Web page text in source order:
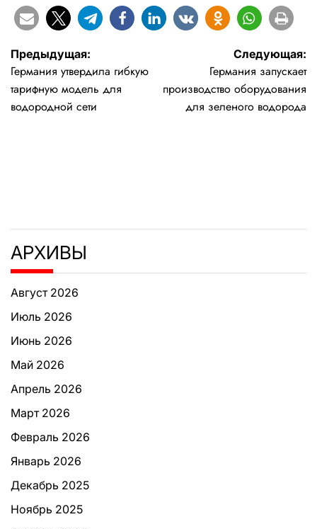
Навигация
по
записям
Предыдущая:
Германия утвердила гибкую
тарифную модель для
водородной сети
Следующая:
Германия запускает
производство оборудования
для зеленого водорода
АРХИВЫ
Август 2026
Июль 2026
Июнь 2026
Май 2026
Апрель 2026
Март 2026
Февраль 2026
Январь 2026
Декабрь 2025
Ноябрь 2025